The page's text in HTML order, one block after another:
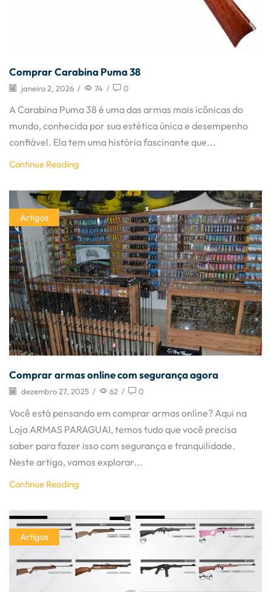
Comprar Carabina Puma 38
janeiro 2, 2026 / 74 / 0
A Carabina Puma 38 é uma das armas mais icônicas do
mundo, conhecida por sua estética única e desempenho
confiável. Ela tem uma história fascinante que...
Continue Reading
Artigos
Comprar armas online com segurança agora
dezembro 27, 2025 / 62 / 0
Você está pensando em comprar armas online? Aqui na
Loja ARMAS PARAGUAI, temos tudo que você precisa
saber para fazer isso com segurança e tranquilidade.
Neste artigo, vamos explorar...
Continue Reading
Artigos